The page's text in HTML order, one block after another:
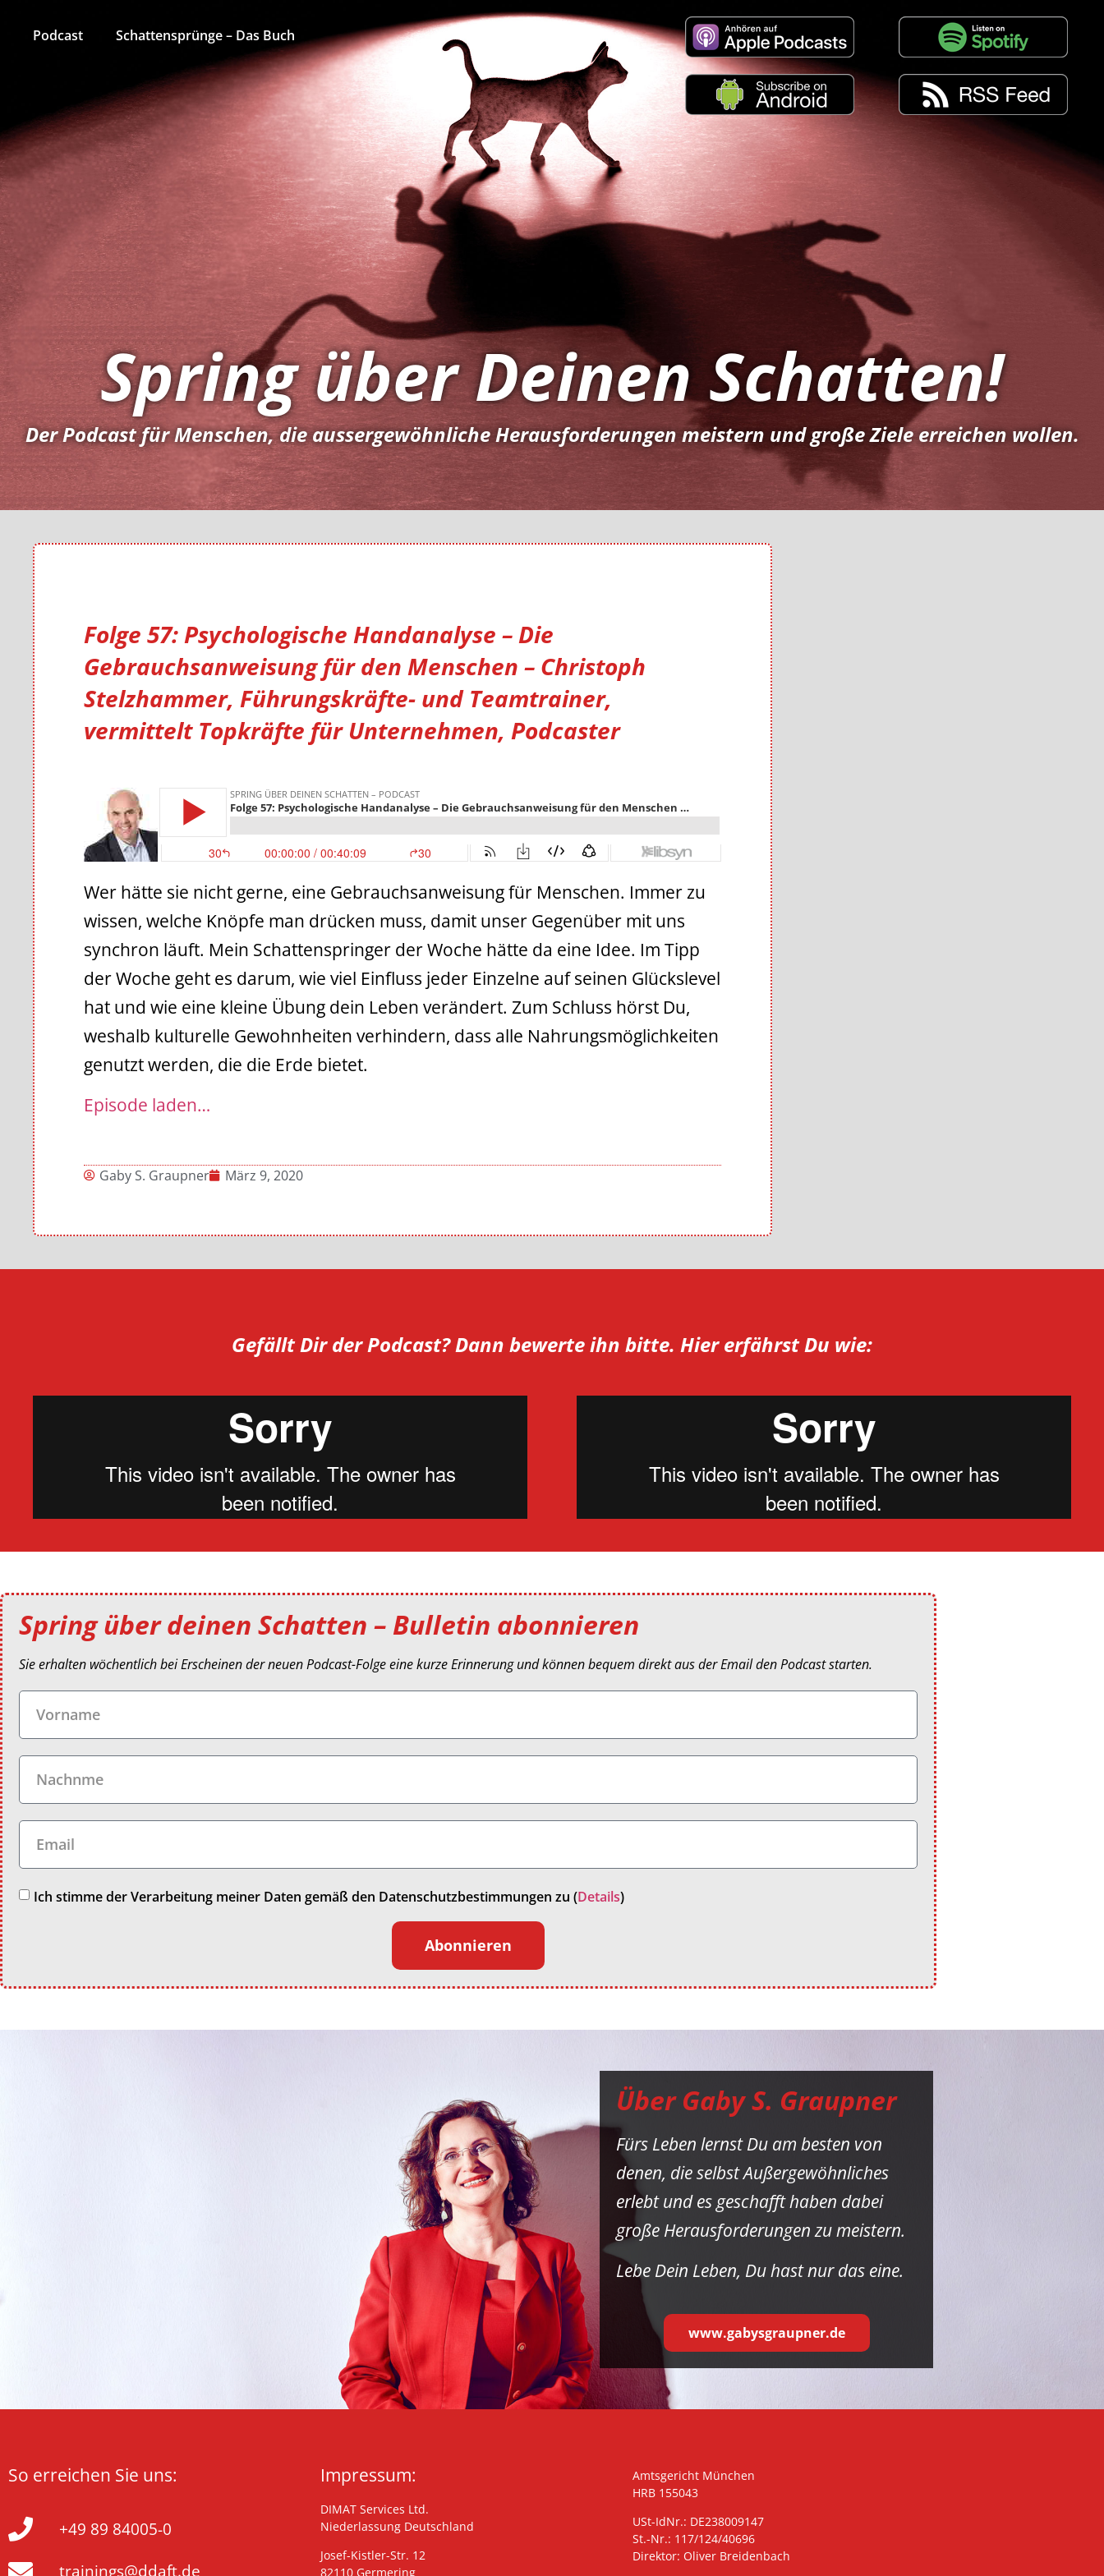
Podcast Schattensprünge – Das Buch
Spring über Deinen Schatten!
Der Podcast für Menschen, die aussergewöhnliche Herausforderungen meistern und große Ziele erreichen wollen.
Folge 57: Psychologische Handanalyse – Die
Gebrauchsanweisung für den Menschen – Christoph
Stelzhammer, Führungskräfte- und Teamtrainer,
vermittelt Topkräfte für Unternehmen, Podcaster
Wer hätte sie nicht gerne, eine Gebrauchsanweisung für Menschen. Immer zu
wissen, welche Knöpfe man drücken muss, damit unser Gegenüber mit uns
synchron läuft. Mein Schattenspringer der Woche hätte da eine Idee. Im Tipp
der Woche geht es darum, wie viel Einfluss jeder Einzelne auf seinen Glückslevel
hat und wie eine kleine Übung dein Leben verändert. Zum Schluss hörst Du,
weshalb kulturelle Gewohnheiten verhindern, dass alle Nahrungsmöglichkeiten
genutzt werden, die die Erde bietet.
Episode laden…
Gaby S. Graupner März 9, 2020
Gefällt Dir der Podcast? Dann bewerte ihn bitte. Hier erfährst Du wie:
Spring über deinen Schatten – Bulletin abonnieren
Sie erhalten wöchentlich bei Erscheinen der neuen Podcast-Folge eine kurze Erinnerung und können bequem direkt aus der Email den Podcast starten.
Ich stimme der Verarbeitung meiner Daten gemäß den Datenschutzbestimmungen zu (Details)
Abonnieren
Über Gaby S. Graupner
Fürs Leben lernst Du am besten von
denen, die selbst Außergewöhnliches
erlebt und es geschafft haben dabei
große Herausforderungen zu meistern.
Lebe Dein Leben, Du hast nur das eine.
www.gabysgraupner.de
So erreichen Sie uns:
+49 89 84005-0
trainings@ddaft.de
Impressum:
DIMAT Services Ltd.
Niederlassung Deutschland
Josef-Kistler-Str. 12
82110 Germering
Amtsgericht München
HRB 155043
USt-IdNr.: DE238009147
St.-Nr.: 117/124/40696
Direktor: Oliver Breidenbach